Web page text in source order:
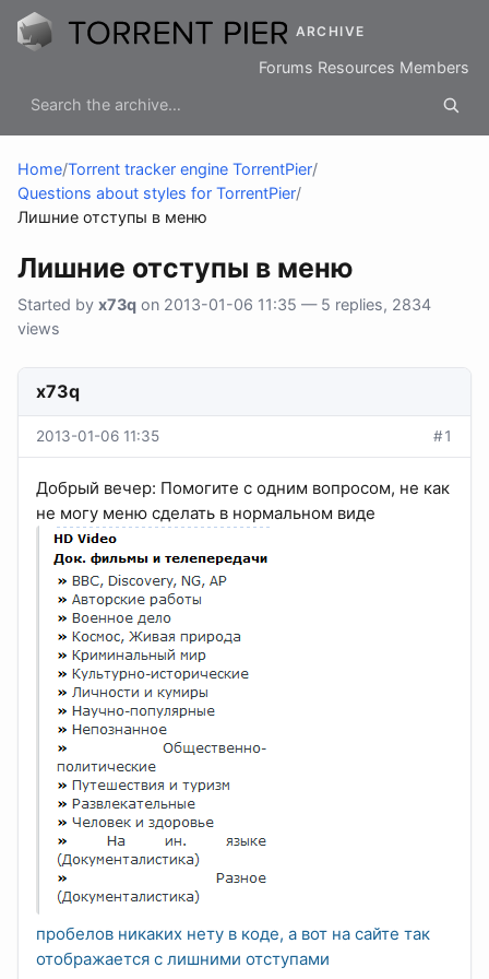
ARCHIVE
Forums Resources Members
Home/Torrent tracker engine TorrentPier/
Questions about styles for TorrentPier/
Лишние отступы в меню
Лишние отступы в меню
Started by x73q on 2013-01-06 11:35 — 5 replies, 2834
views
x73q
2013-01-06 11:35 #1
Добрый вечер: Помогите с одним вопросом, не как
не могу меню сделать в нормальном виде
пробелов никаких нету в коде, а вот на сайте так
отображается с лишними отступами